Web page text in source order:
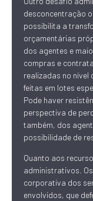
desconcentração
possibilita a
orçamentárias
dos agentes e
compras e
realizadas no
feitas em lotes
Pode haver
perspectiva de
também, dos
possibilidade de
Quanto aos
administrativos.
corporativa dos
envolvidos, que